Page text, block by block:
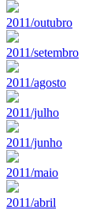
2011/outubro
2011/setembro
2011/agosto
2011/julho
2011/junho
2011/maio
2011/abril